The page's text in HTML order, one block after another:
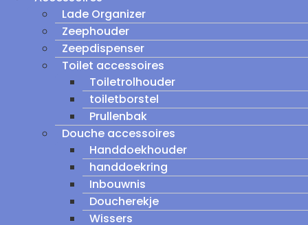
Lade Organizer
Zeephouder
Zeepdispenser
Toilet accessoires
Toiletrolhouder
toiletborstel
Prullenbak
Douche accessoires
Handdoekhouder
handdoekring
Inbouwnis
Doucherekje
Wissers